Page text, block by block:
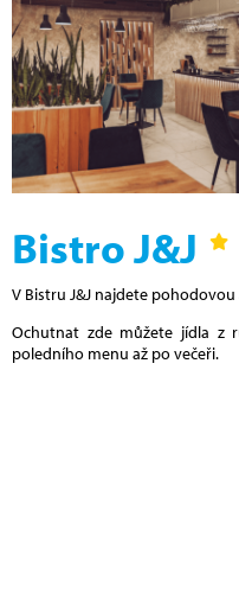
Bistro J&J
V Bistru J&J najdete
Ochutnat zde můžete jídla z
poledního menu až po večeři.